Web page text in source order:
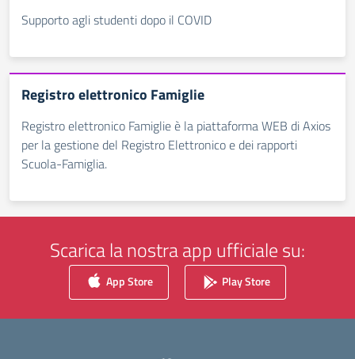
Supporto agli studenti dopo il COVID
Registro elettronico Famiglie
Registro elettronico Famiglie è la piattaforma WEB di Axios
per la gestione del Registro Elettronico e dei rapporti
Scuola-Famiglia.
Scarica la nostra app ufficiale su:
App Store Play Store